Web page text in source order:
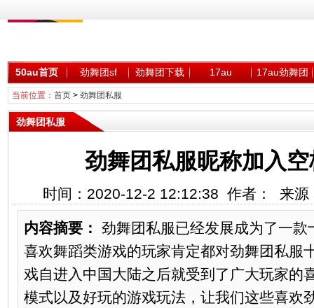
50au首页 劲舞团sf 劲舞团下载 17au 17au劲舞团
当前位置： 首页> 劲舞团私服
劲舞团私服
劲舞团私服昵称加入
时间：2020-12-2 12:12:38 作者： 来
内容摘要：
劲舞团私服已经发展成为了一
喜欢舞蹈类游戏的玩家肯定都对劲舞团私服
戏自进入中国大陆之后就受到了广大玩家的
模式以及好玩的游戏玩法，让我们这些喜欢